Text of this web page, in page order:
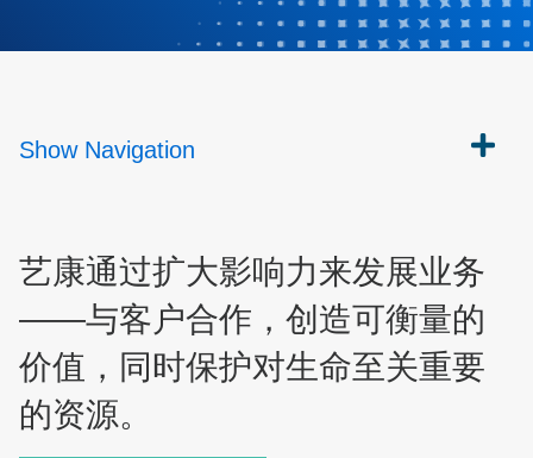
Show Navigation
艺康通过扩大影响力来发展业务
——与客户合作，创造可衡量的
价值，同时保护对生命至关重要
的资源。